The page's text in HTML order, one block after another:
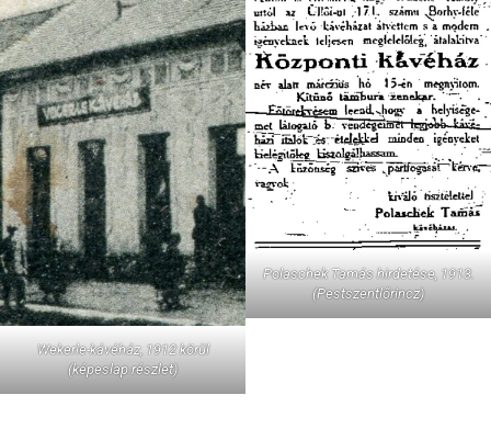
Wekerle-kávéház, 1912 körül
(képeslap részlet)
Polaschek Tamás hirdetése, 1913.
(Pestszentlőrincz)